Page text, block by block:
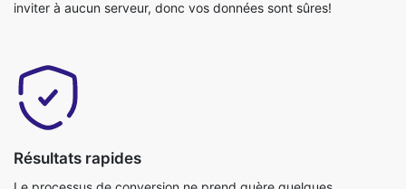
Résultats rapides
Le processus de conversion ne prend guère quelques
secondes, selon la taille de votre fichier, et vous pouvez obtenir
des résultats rapides facilement.